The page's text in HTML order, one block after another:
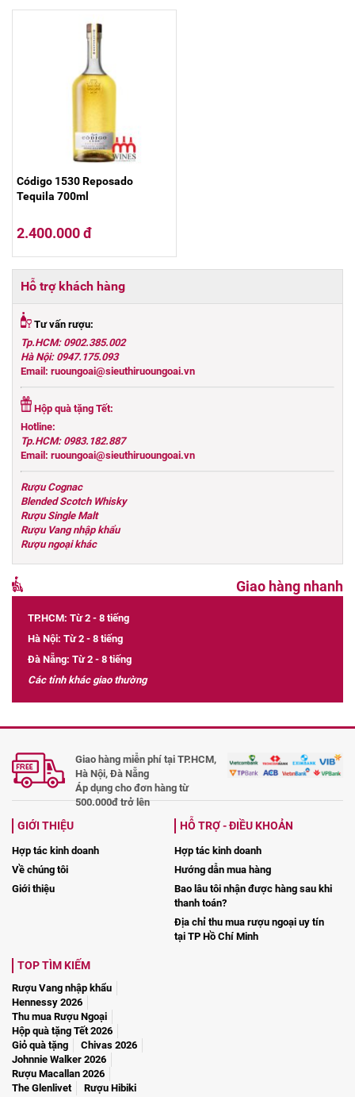
Código 1530 Reposado
Tequila 700ml
2.400.000 đ
Hỗ trợ khách hàng
Tư vấn rượu:
Tp.HCM: 0902.385.002
Hà Nội: 0947.175.093
Email: ruoungoai@sieuthiruoungoai.vn
Hộp quà tặng Tết:
Hotline:
Tp.HCM: 0983.182.887
Email: ruoungoai@sieuthiruoungoai.vn
Rượu Cognac
Blended Scotch Whisky
Rượu Single Malt
Rượu Vang nhập khẩu
Rượu ngoại khác
Giao hàng nhanh
TP.HCM: Từ 2 - 8 tiếng
Hà Nội: Từ 2 - 8 tiếng
Đà Nẵng: Từ 2 - 8 tiếng
Các tỉnh khác giao thường
Giao hàng miễn phí tại TP.HCM,
Hà Nội, Đà Nẵng
Áp dụng cho đơn hàng từ
500.000đ trở lên
GIỚI THIỆU
Hợp tác kinh doanh
Về chúng tôi
Giới thiệu
HỖ TRỢ - ĐIỀU KHOẢN
Hợp tác kinh doanh
Hướng dẫn mua hàng
Bao lâu tôi nhận được hàng sau khi
thanh toán?
Địa chỉ thu mua rượu ngoại uy tín
tại TP Hồ Chí Minh
TOP TÌM KIẾM
Rượu Vang nhập khẩu
Hennessy 2026
Thu mua Rượu Ngoại
Hộp quà tặng Tết 2026
Giỏ quà tặng
Chivas 2026
Johnnie Walker 2026
Rượu Macallan 2026
The Glenlivet
Rượu Hibiki